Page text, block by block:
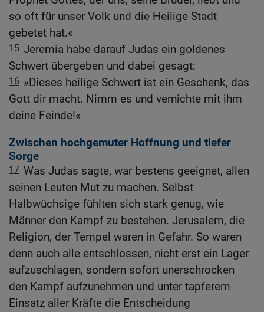
so oft für unser Volk und die Heilige Stadt
gebetet hat.«
15 Jeremia habe darauf Judas ein goldenes
Schwert übergeben und dabei gesagt:
16 »Dieses heilige Schwert ist ein Geschenk, das
Gott dir macht. Nimm es und vernichte mit ihm
deine Feinde!«
Zwischen hochgemuter Hoffnung und tiefer
Sorge
17 Was Judas sagte, war bestens geeignet, allen
seinen Leuten Mut zu machen. Selbst
Halbwüchsige fühlten sich stark genug, wie
Männer den Kampf zu bestehen. Jerusalem, die
Religion, der Tempel waren in Gefahr. So waren
denn auch alle entschlossen, nicht erst ein Lager
aufzuschlagen, sondern sofort unerschrocken
den Kampf aufzunehmen und unter tapferem
Einsatz aller Kräfte die Entscheidung